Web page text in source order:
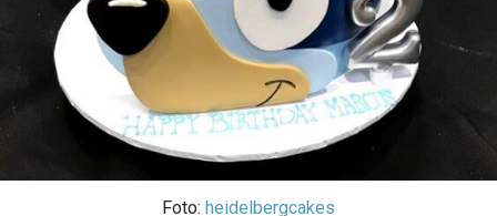
Foto: heidelbergcakes